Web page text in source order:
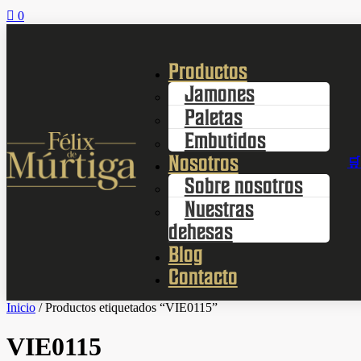
 0
Productos
Jamones
Paletas
Embutidos
Nosotros
Sobre nosotros
Nuestras
dehesas
Blog
Contacto
Inicio / Productos etiquetados “VIE0115”
VIE0115